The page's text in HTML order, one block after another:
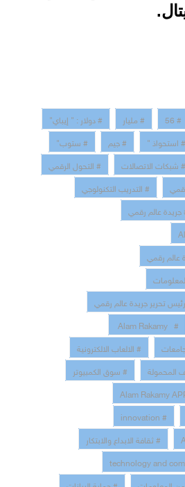
# 56 # مليار
# دولار : " إيباي"
# استحواذ " # جيم
# ستوب"
# شبكات الاتصالات
# التحول الرقمي
# التدريب التكنولوجي
جريدة عالم رقمي
رقمي
تحرير جريدة عالم رقمي
# Alam Rakamy
# الالعاب الالكترونية
المحمولة
# سوق الكمبيوتر
# innovation
# ثقافة الابداع والابتكار
المعلومات # حماية البيانات